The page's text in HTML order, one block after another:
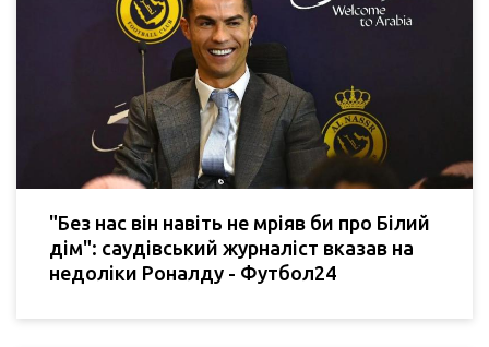
"Без нас він навіть не мріяв би про Білий
дім": саудівський журналіст вказав на
недоліки Роналду - Футбол24